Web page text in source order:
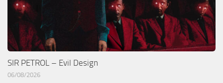
SIR PETROL – Evil Design
06/08/2026